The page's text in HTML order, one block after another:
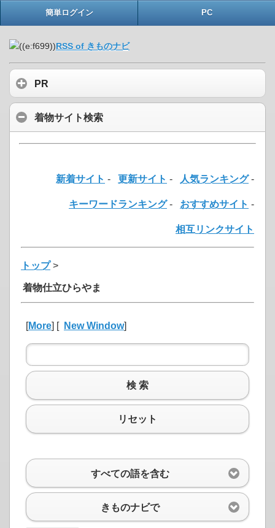
簡単ログイン PC
RSS of きものナビ
PR
着物サイト検索
新着サイト - 更新サイト - 人気ランキング-
キーワードランキング- おすすめサイト -
相互リンクサイト
トップ>
着物仕立ひらやま
[More] [ New Window]
検 索
リセット
すべての語を含む
きものナビで